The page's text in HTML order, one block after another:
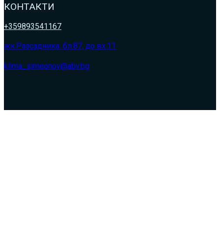
КОНТАКТИ
+359893541167
жк.Разсадника, бл.87, до вх.11
klima_simeonov@abv.bg